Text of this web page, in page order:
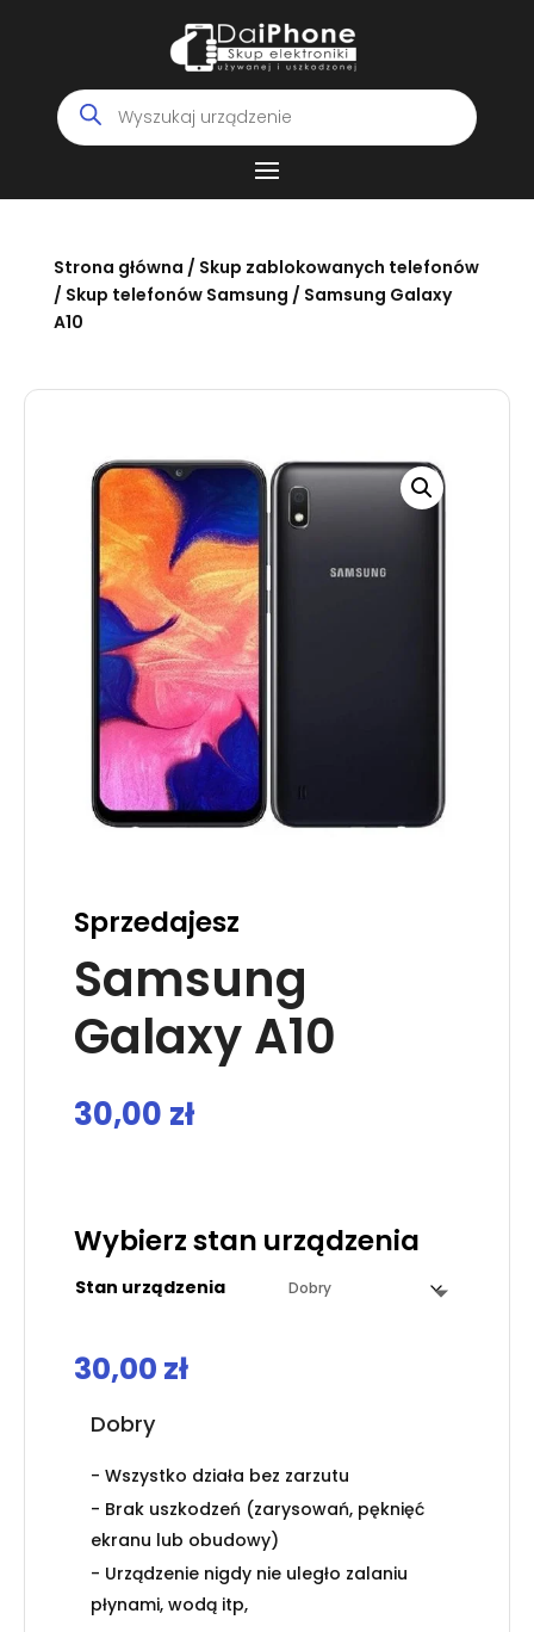
Wyszukiwarka
produktów
Strona główna / Skup zablokowanych telefonów
/ Skup telefonów Samsung / Samsung Galaxy
A10
Sprzedajesz
Samsung
Galaxy A10
30,00 zł
Wybierz stan urządzenia
Stan urządzenia
30,00 zł
Dobry
- Wszystko działa bez zarzutu
- Brak uszkodzeń (zarysowań, pęknięć
ekranu lub obudowy)
- Urządzenie nigdy nie uległo zalaniu
płynami, wodą itp,